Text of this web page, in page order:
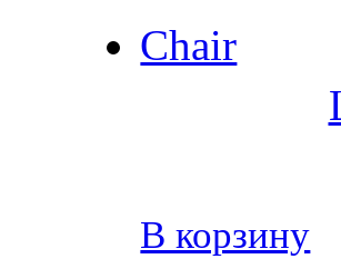
В корзину